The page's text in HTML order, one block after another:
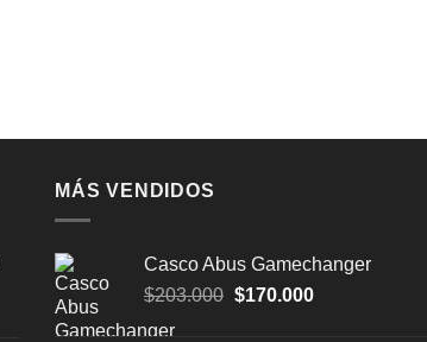
MÁS VENDIDOS
Casco Abus Gamechanger
$203.000 El
$170.000El